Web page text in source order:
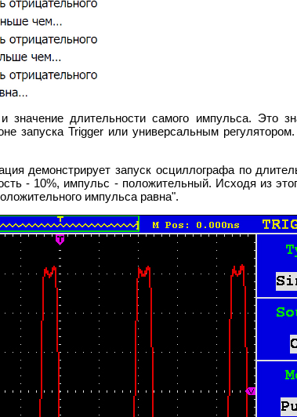
значение длительности самого импульса. Это
запуска Trigger или универсальным
демонстрирует запуск осциллографа по
- 10%, импульс - положительный. Исходя из
импульса равна".